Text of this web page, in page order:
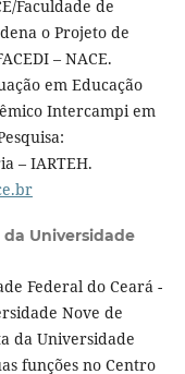
Faculdade de
o Projeto de
– NACE.
em Educação
Intercampi em
– IARTEH.
da Universidade
Federal do Ceará -
Nove de
da Universidade
funções no Centro